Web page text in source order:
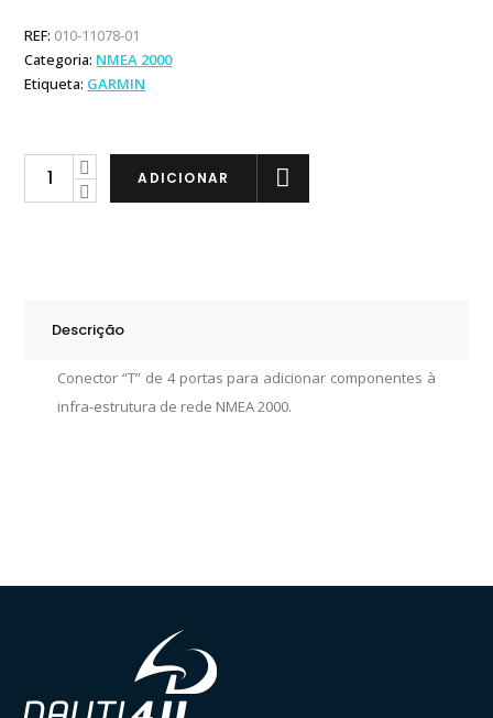
REF: 010-11078-01
Categoria: NMEA 2000
Etiqueta: GARMIN
Garmin
Conector
quantity
ADICIONAR
Descrição
Conector “T” de 4 portas para adicionar componentes à
infra-estrutura de rede NMEA 2000.